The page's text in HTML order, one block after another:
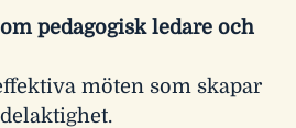
pedagogisk ledare och
möten som skapar